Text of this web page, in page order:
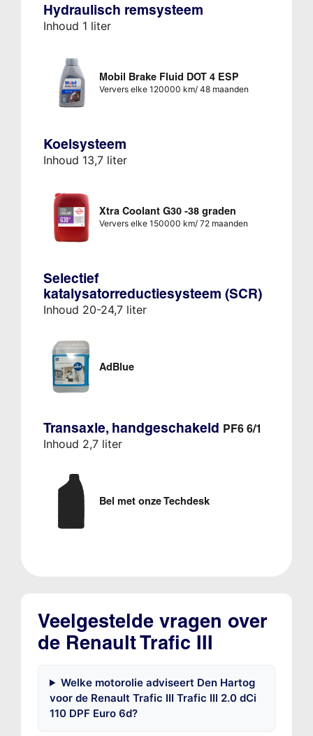
Hydraulisch remsysteem
Inhoud 1 liter
Mobil Brake Fluid DOT 4 ESP
Ververs elke 120000 km/ 48 maanden
Koelsysteem
Inhoud 13,7 liter
Xtra Coolant G30 -38 graden
Ververs elke 150000 km/ 72 maanden
Selectief
katalysatorreductiesysteem (SCR)
Inhoud 20-24,7 liter
AdBlue
Transaxle, handgeschakeld PF6 6/1
Inhoud 2,7 liter
Bel met onze Techdesk
Veelgestelde vragen over
de Renault Trafic III
Welke motorolie adviseert Den Hartog
voor de Renault Trafic III Trafic III 2.0 dCi
110 DPF Euro 6d?